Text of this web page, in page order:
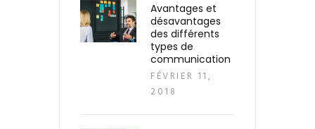
Avantages et
désavantages
des différents
types de
communication
FÉVRIER 11,
2018